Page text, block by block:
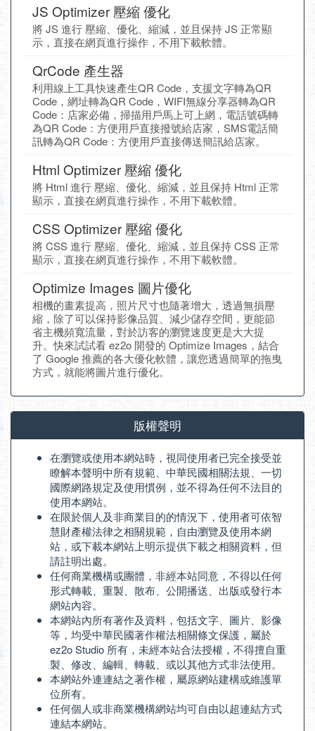
JS Optimizer 壓縮 優化
將 JS 進行 壓縮、優化、縮減，並且保持 JS 正常顯
示，直接在網頁進行操作，不用下載軟體。
QrCode 產生器
利用線上工具快速產生QR Code，支援文字轉為QR
Code，網址轉為QR Code，WIFI無線分享器轉為QR
Code：店家必備，掃描用戶馬上可上網，電話號碼轉
為QR Code：方便用戶直接撥號給店家，SMS電話簡
訊轉為QR Code：方便用戶直接傳送簡訊給店家。
Html Optimizer 壓縮 優化
將 Html 進行 壓縮、優化、縮減，並且保持 Html 正常
顯示，直接在網頁進行操作，不用下載軟體。
CSS Optimizer 壓縮 優化
將 CSS 進行 壓縮、優化、縮減，並且保持 CSS 正常
顯示，直接在網頁進行操作，不用下載軟體。
Optimize Images 圖片優化
相機的畫素提高，照片尺寸也隨著增大，透過無損壓
縮，除了可以保持影像品質、減少儲存空間，更能節
省主機頻寬流量，對於訪客的瀏覽速度更是大大提
升。快來試試看 ez2o 開發的 Optimize Images，結合
了 Google 推薦的各大優化軟體，讓您透過簡單的拖曳
方式，就能將圖片進行優化。
版權聲明
在瀏覽或使用本網站時，視同使用者已完全接受並
瞭解本聲明中所有規範、中華民國相關法規、一切
國際網路規定及使用慣例，並不得為任何不法目的
使用本網站。
在限於個人及非商業目的的情況下，使用者可依智
慧財產權法律之相關規範，自由瀏覽及使用本網
站，或下載本網站上明示提供下載之相關資料，但
請註明出處。
任何商業機構或團體，非經本站同意，不得以任何
形式轉載、重製、散布、公開播送、出版或發行本
網站內容。
本網站內所有著作及資料，包括文字、圖片、影像
等，均受中華民國著作權法相關條文保護，屬於
ez2o Studio 所有，未經本站合法授權，不得擅自重
製、修改、編輯、轉載、或以其他方式非法使用。
本網站外連連結之著作權，屬原網站建構或維護單
位所有。
任何個人或非商業機構網站均可自由以超連結方式
連結本網站。